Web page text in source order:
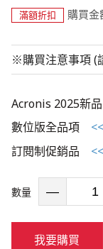
滿額折扣 購買
※購買注意事項 (
Acronis 2025新
數位版全品項
訂閱制促銷品
數量
我要購買